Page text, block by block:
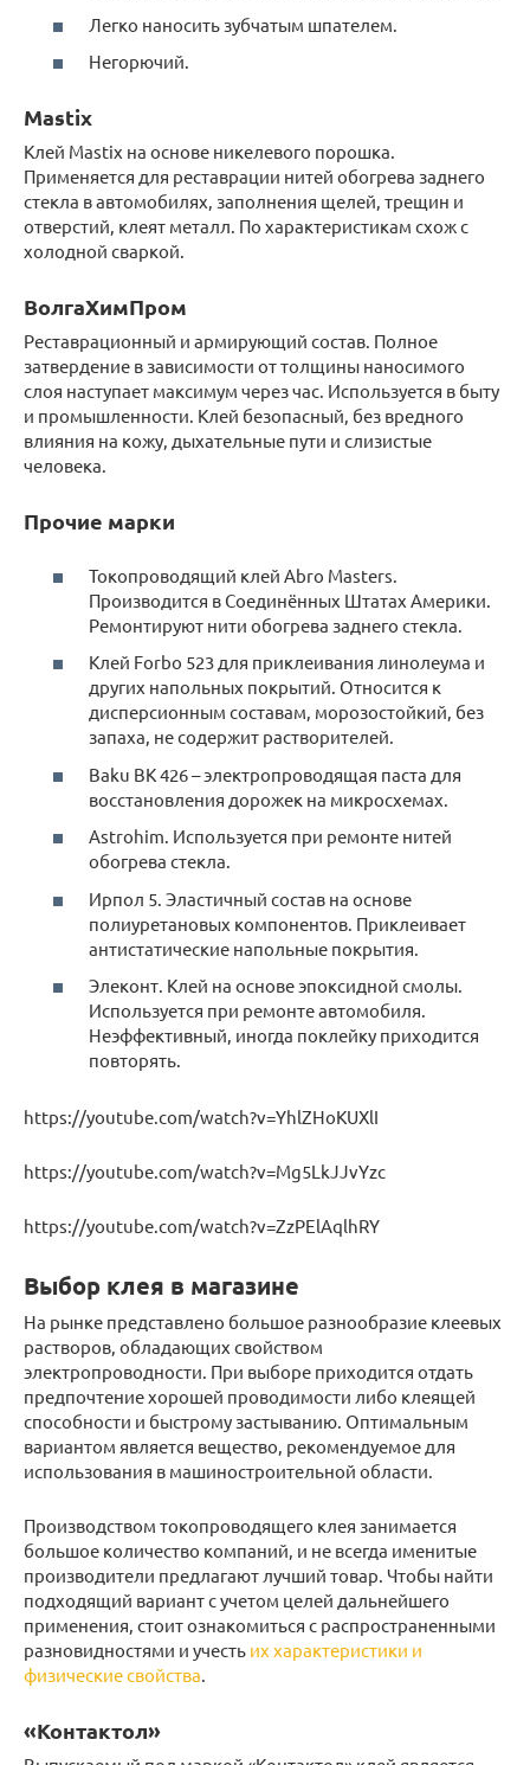
Легко наносить зубчатым шпателем.
Негорючий.
Mastix
Клей Mastix на основе никелевого порошка.
Применяется для реставрации нитей обогрева заднего
стекла в автомобилях, заполнения щелей, трещин и
отверстий, клеят металл. По характеристикам схож с
холодной сваркой.
ВолгаХимПром
Реставрационный и армирующий состав. Полное
затвердение в зависимости от толщины наносимого
слоя наступает максимум через час. Используется в быту
и промышленности. Клей безопасный, без вредного
влияния на кожу, дыхательные пути и слизистые
человека.
Прочие марки
Токопроводящий клей Abro Masters.
Производится в Соединённых Штатах Америки.
Ремонтируют нити обогрева заднего стекла.
Клей Forbo 523 для приклеивания линолеума и
других напольных покрытий. Относится к
дисперсионным составам, морозостойкий, без
запаха, не содержит растворителей.
Baku BK 426 – электропроводящая паста для
восстановления дорожек на микросхемах.
Astrohim. Используется при ремонте нитей
обогрева стекла.
Ирпол 5. Эластичный состав на основе
полиуретановых компонентов. Приклеивает
антистатические напольные покрытия.
Элеконт. Клей на основе эпоксидной смолы.
Используется при ремонте автомобиля.
Неэффективный, иногда поклейку приходится
повторять.
https://youtube.com/watch?v=YhlZHoKUXlI
https://youtube.com/watch?v=Mg5LkJJvYzc
https://youtube.com/watch?v=ZzPElAqlhRY
Выбор клея в магазине
На рынке представлено большое разнообразие клеевых
растворов, обладающих свойством
электропроводности. При выборе приходится отдать
предпочтение хорошей проводимости либо клеящей
способности и быстрому застыванию. Оптимальным
вариантом является вещество, рекомендуемое для
использования в машиностроительной области.
Производством токопроводящего клея занимается
большое количество компаний, и не всегда именитые
производители предлагают лучший товар. Чтобы найти
подходящий вариант с учетом целей дальнейшего
применения, стоит ознакомиться с распространенными
разновидностями и учесть их характеристики и
физические свойства.
«Контактол»